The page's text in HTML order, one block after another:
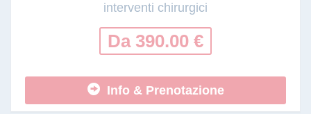
interventi chirurgici
Da 390.00 €
Info & Prenotazione